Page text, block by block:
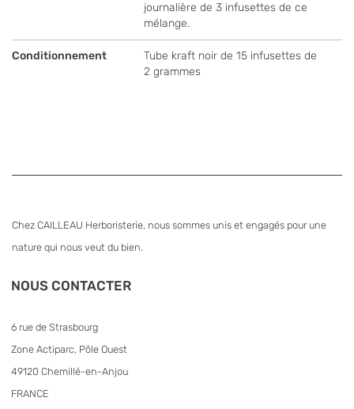
journalière de 3 infusettes de ce
mélange.
Conditionnement
Tube kraft noir de 15 infusettes de
2 grammes
Chez CAILLEAU Herboristerie, nous sommes unis et engagés pour une
nature qui nous veut du bien.
NOUS CONTACTER
6 rue de Strasbourg
Zone Actiparc, Pôle Ouest
49120 Chemillé-en-Anjou
FRANCE